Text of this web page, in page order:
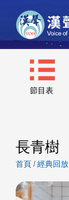
節目表
長青樹
首頁 /經典回放